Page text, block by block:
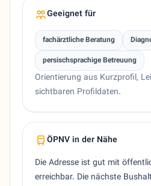
Geeignet für
fachärztliche Beratung
persischsprachige Betreuung
Orientierung aus Kurzprofil,
sichtbaren Profildaten.
ÖPNV in der Nähe
Die Adresse ist gut mit
erreichbar. Die nächste